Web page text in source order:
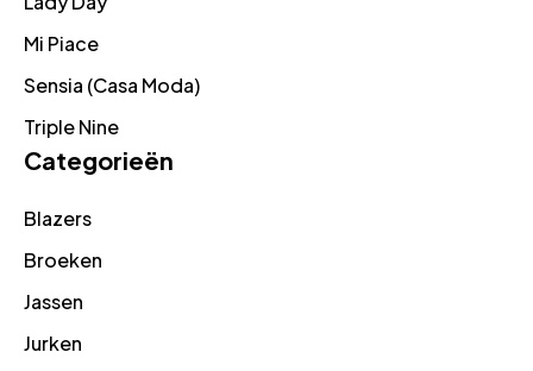
Mi Piace
Sensia (Casa Moda)
Triple Nine
Categorieën
Blazers
Broeken
Jassen
Jurken